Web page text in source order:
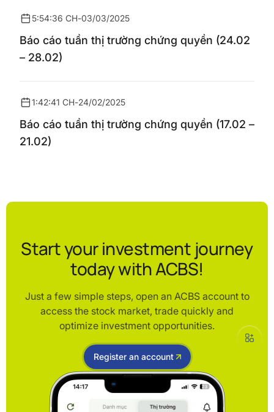
5:54:36 CH-03/03/2025
Báo cáo tuần thị trường chứng quyền (24.02
– 28.02)
1:42:41 CH-24/02/2025
Báo cáo tuần thị trường chứng quyền (17.02 –
21.02)
Start your investment journey
today with ACBS!
Just a few simple steps, open an ACBS account to
access the stock market, trade quickly and
optimize investment opportunities.
Register an account